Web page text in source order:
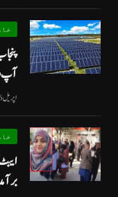
آپ
اپریل 16, 2024